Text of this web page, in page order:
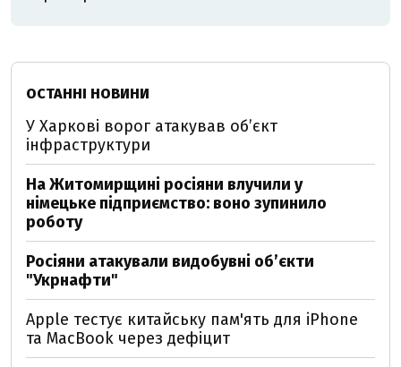
ОСТАННІ НОВИНИ
У Харкові ворог атакував обʼєкт
інфраструктури
На Житомирщині росіяни влучили у
німецьке підприємство: воно зупинило
роботу
Росіяни атакували видобувні обʼєкти
"Укрнафти"
Apple тестує китайську пам'ять для iPhone
та MacBook через дефіцит